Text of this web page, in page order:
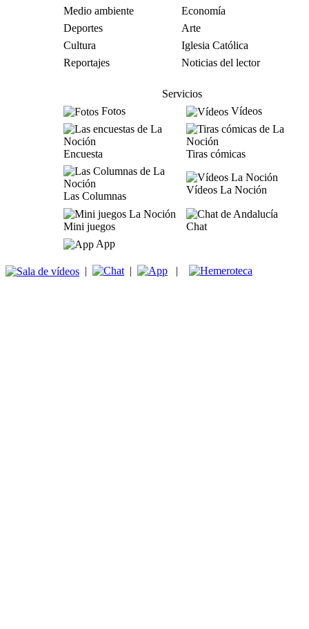
Medio ambiente
Economía
Deportes
Arte
Cultura
Iglesia Católica
Reportajes
Noticias del lector
Servicios
Fotos
Vídeos
Encuesta Tiras cómicas
Las Columnas
Vídeos La Noción
Mini juegos
Chat
App
| | |